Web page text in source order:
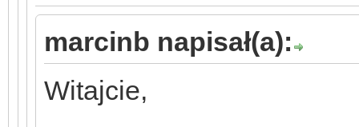
marcinb napisał(a):
Witajcie,